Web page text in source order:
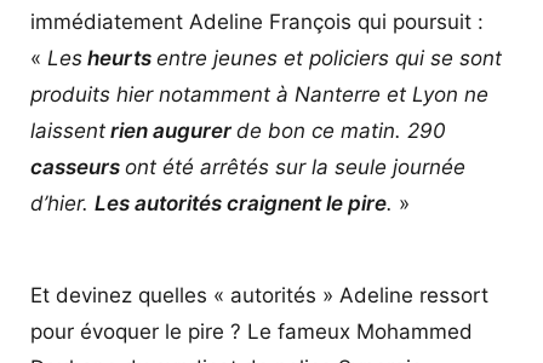
immédiatement Adeline François qui poursuit :
« Les heurts entre jeunes et policiers qui se sont
produits hier notamment à Nanterre et Lyon ne
laissent rien augurer de bon ce matin. 290
casseurs ont été arrêtés sur la seule journée
d’hier. Les autorités craignent le pire. »
Et devinez quelles « autorités » Adeline ressort
pour évoquer le pire ? Le fameux Mohammed